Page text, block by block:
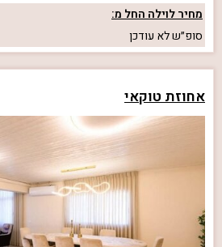
מחיר לוילה החל מ:
סופ״שלא עודכן
אחוזת טוקאי